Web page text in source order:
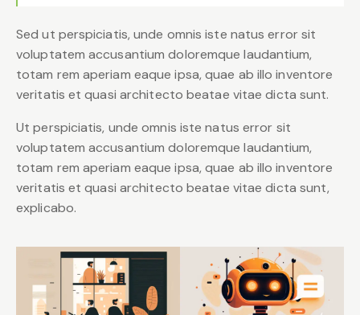
Sed ut perspiciatis, unde omnis iste natus error sit
voluptatem accusantium doloremque laudantium,
totam rem aperiam eaque ipsa, quae ab illo inventore
veritatis et quasi architecto beatae vitae dicta sunt.
Ut perspiciatis, unde omnis iste natus error sit
voluptatem accusantium doloremque laudantium,
totam rem aperiam eaque ipsa, quae ab illo inventore
veritatis et quasi architecto beatae vitae dicta sunt,
explicabo.